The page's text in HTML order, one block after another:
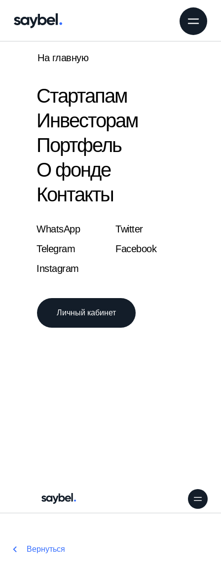
Личный кабинет
Стартапам
Инвесторам
Портфель
О фонде
Контакты
WhatsApp
Telegram
Instagram
Twitter
Facebook
На главную
Вернуться